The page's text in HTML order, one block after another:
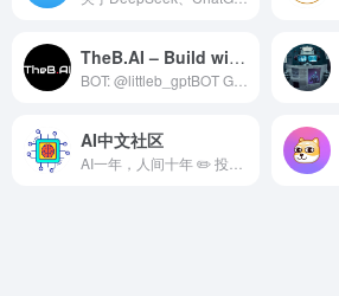
TheB.AI – Build with AI
AI中文社区